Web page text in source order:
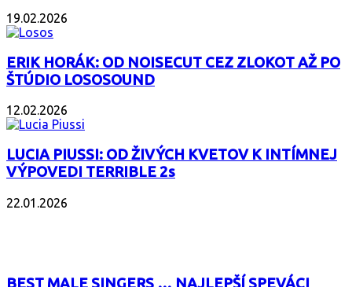
19.02.2026
ERIK HORÁK: OD NOISECUT CEZ ZLOKOT AŽ PO
ŠTÚDIO LOSOSOUND
12.02.2026
LUCIA PIUSSI: OD ŽIVÝCH KVETOV K INTÍMNEJ
VÝPOVEDI TERRIBLE 2s
22.01.2026